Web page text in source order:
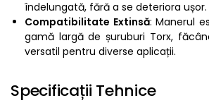
îndelungată, fără a se deteriora ușor.
Compatibilitate Extinsă: Manerul
gamă largă de șuruburi Torx,
versatil pentru diverse aplicații.
Specificații Tehnice